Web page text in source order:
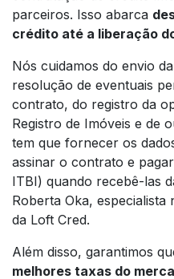
parceiros. Isso abarca
crédito até a liberação
Nós cuidamos do envio
resolução de eventuais
contrato, do registro da
Registro de Imóveis e de
tem que fornecer os
assinar o contrato e
ITBI) quando recebê-las
Roberta Oka, especialista
da Loft Cred.
Além disso, garantimos
melhores taxas do